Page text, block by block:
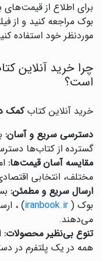
برای اطلاع از قیمت‌های
بوک مراجعه کنید و از
موردنظر خود استفاده
چرا خرید آنلاین
است؟
خرید آنلاین کتابکمک
دسترسی سریع و آسان:
گسترده از کتاب‌ها
مقایسه آسان قیمت‌ها:
مختلف، انتخابی
ارسال سریع و مطمئن:
بوک ( iranbook.ir) ،
می‌دهند.
تنوع بی‌نظیر محصولات:
همه در یک پلتفرم در